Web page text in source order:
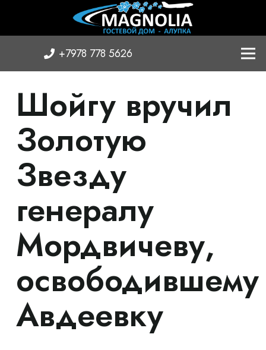
+7978 778 5626
Шойгу вручил
Золотую
Звезду
генералу
Мордвичеву,
освободившему
Авдеевку